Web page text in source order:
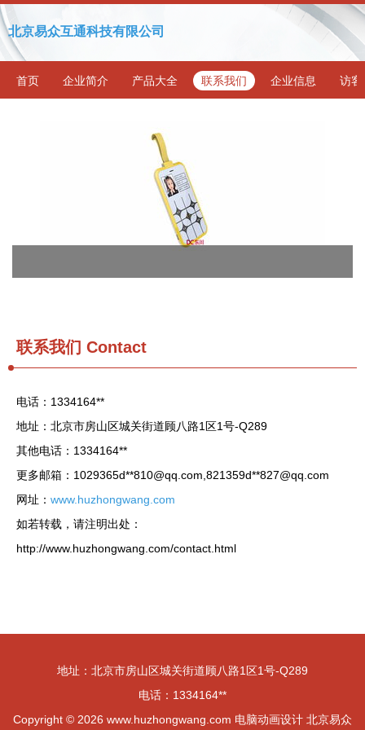
北京易众互通科技有限公司
首页 企业简介 产品大全 联系我们 企业信息 访客
联系我们 Contact
电话：1334164**
地址：北京市房山区城关街道顾八路1区1号-Q289
其他电话：1334164**
更多邮箱：1029365d**810@qq.com ,821359d**827@qq.com
网址： www.huzhongwang.com
如若转载，请注明出处：
http://www.huzhongwang.com/contact.html
地址：北京市房山区城关街道顾八路1区1号-Q289
电话：1334164**
Copyright © 2026 www.huzhongwang.com 电脑动画设计 北京易众